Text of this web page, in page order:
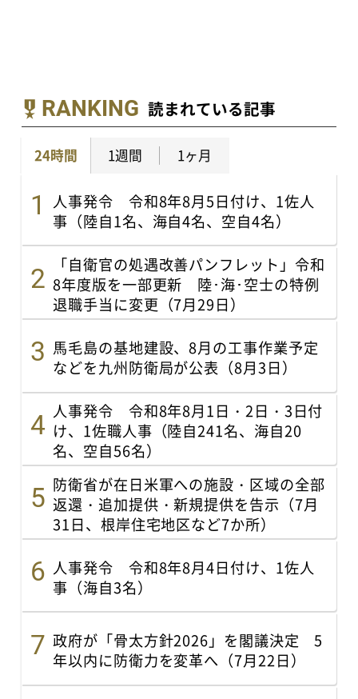
RANKING 読まれている記事
24時間 1週間 1ヶ月
人事発令 令和8年8月5日付け、1佐人
事（陸自1名、海自4名、空自4名）
「自衛官の処遇改善パンフレット」令和
8年度版を一部更新 陸･海･空士の特例
退職手当に変更（7月29日）
馬毛島の基地建設、8月の工事作業予定
などを九州防衛局が公表（8月3日）
人事発令 令和8年8月1日・2日・3日付
け、1佐職人事（陸自241名、海自20
名、空自56名）
防衛省が在日米軍への施設・区域の全部
返還・追加提供・新規提供を告示（7月
31日、根岸住宅地区など7か所）
人事発令 令和8年8月4日付け、1佐人
事（海自3名）
政府が「骨太方針2026」を閣議決定 5
年以内に防衛力を変革へ（7月22日）